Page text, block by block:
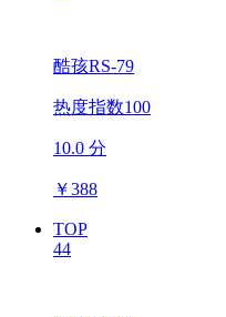
酷孩RS-79
热度指数100
10.0 分
￥388
TOP
44